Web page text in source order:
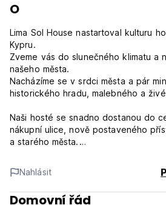
O
Lima Sol House nastartoval kulturu
Kypru.
Zveme vás do slunečného klimatu a
našeho města.
Nacházíme se v srdci města a pár
historického hradu, malebného a
Naši hosté se snadno dostanou do
nákupní ulice, nově postaveného
a starého města.
restaurace a bary pro jakýkoli styl.
Naše poloha vám umožňuje žít jako
rozmanitosti města.
Nahlásit
Domovní řád